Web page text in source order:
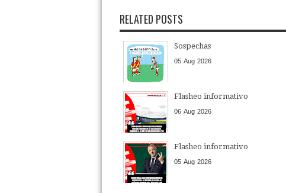
RELATED POSTS
Sospechas
05 Aug 2026
Flasheo informativo
06 Aug 2026
Flasheo informativo
05 Aug 2026